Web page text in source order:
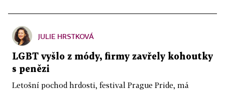
JULIE HRSTKOVÁ
LGBT vyšlo z módy, firmy zavřely kohoutky
s penězi
Letošní pochod hrdosti, festival Prague Pride, má